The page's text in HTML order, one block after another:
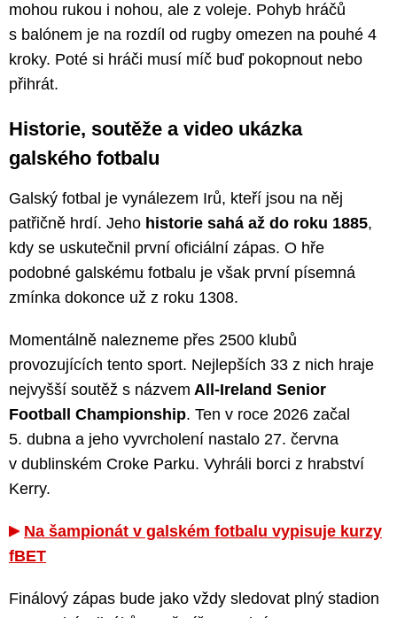
mohou rukou i nohou, ale z voleje. Pohyb hráčů
s balónem je na rozdíl od rugby omezen na pouhé 4
kroky. Poté si hráči musí míč buď pokopnout nebo
přihrát.
Historie, soutěže a video ukázka
galského fotbalu
Galský fotbal je vynálezem Irů, kteří jsou na něj
patřičně hrdí. Jeho historie sahá až do roku 1885,
kdy se uskutečnil první oficiální zápas. O hře
podobné galskému fotbalu je však první písemná
zmínka dokonce už z roku 1308.
Momentálně nalezneme přes 2500 klubů
provozujících tento sport. Nejlepších 33 z nich hraje
nejvyšší soutěž s názvem All-Ireland Senior
Football Championship. Ten v roce 2026 začal
5. dubna a jeho vyvrcholení nastalo 27. června
v dublinském Croke Parku. Vyhráli borci z hrabství
Kerry.
Na šampionát v galském fotbalu vypisuje kurzy
fBET
Finálový zápas bude jako vždy sledovat plný stadion